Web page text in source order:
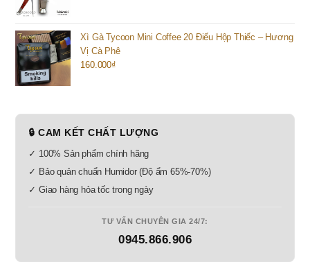
Xì Gà Tycoon Mini Coffee 20 Điếu Hộp Thiếc – Hương
Vị Cà Phê
160.000₫
🔒 CAM KẾT CHẤT LƯỢNG
✓ 100% Sản phẩm chính hãng
✓ Bảo quản chuẩn Humidor (Độ ẩm 65%-70%)
✓ Giao hàng hỏa tốc trong ngày
TƯ VẤN CHUYÊN GIA 24/7:
0945.866.906